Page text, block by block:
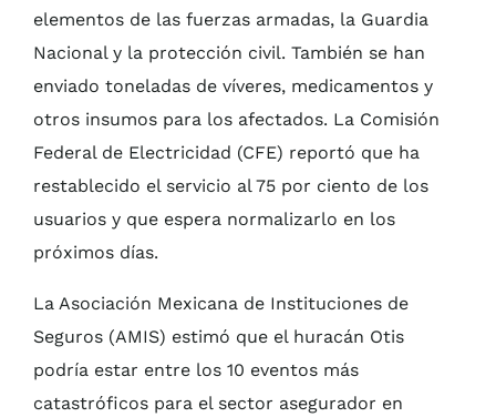
elementos de las fuerzas armadas, la Guardia
Nacional y la protección civil. También se han
enviado toneladas de víveres, medicamentos y
otros insumos para los afectados. La Comisión
Federal de Electricidad (CFE) reportó que ha
restablecido el servicio al 75 por ciento de los
usuarios y que espera normalizarlo en los
próximos días.
La Asociación Mexicana de Instituciones de
Seguros (AMIS) estimó que el huracán Otis
podría estar entre los 10 eventos más
catastróficos para el sector asegurador en